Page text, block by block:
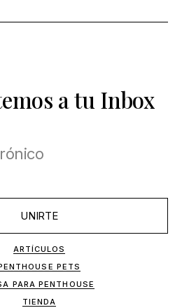
a tu Inbox
UNIRTE
ARTÍCULOS
PETS
PARA PENTHOUSE
TIENDA